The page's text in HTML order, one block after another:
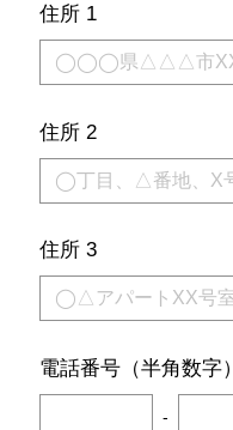
住所 1
住所 2
住所 3
電話番号（半角数字）
-